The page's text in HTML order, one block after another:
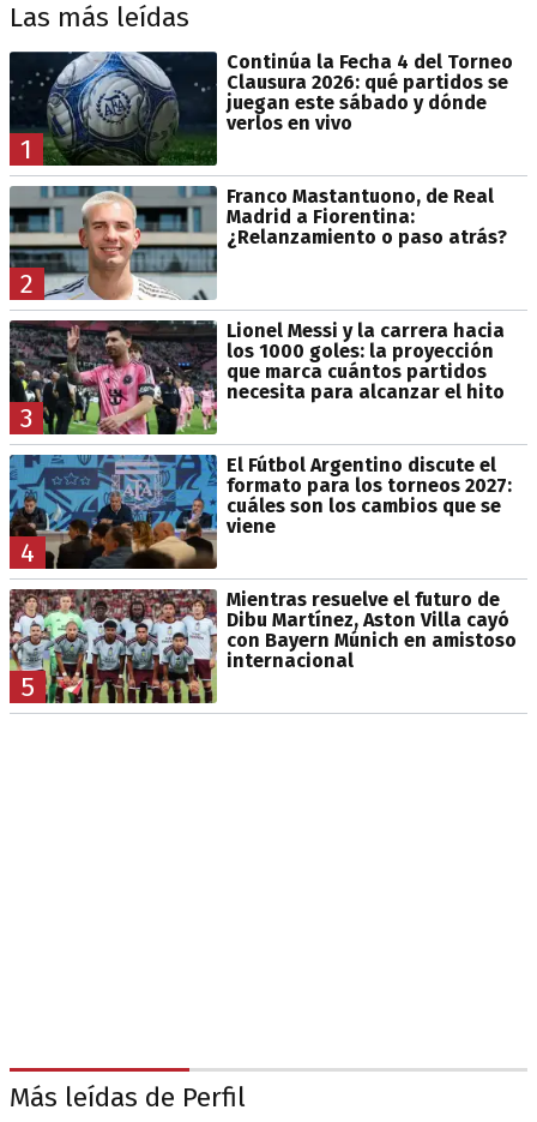
Las más leídas
1
Continúa la Fecha 4 del Torneo
Clausura 2026: qué partidos se
juegan este sábado y dónde
verlos en vivo
2
Franco Mastantuono, de Real
Madrid a Fiorentina:
¿Relanzamiento o paso atrás?
3
Lionel Messi y la carrera hacia
los 1000 goles: la proyección
que marca cuántos partidos
necesita para alcanzar el hito
4
El Fútbol Argentino discute el
formato para los torneos 2027:
cuáles son los cambios que se
viene
5
Mientras resuelve el futuro de
Dibu Martínez, Aston Villa cayó
con Bayern Múnich en amistoso
internacional
Más leídas de Perfil